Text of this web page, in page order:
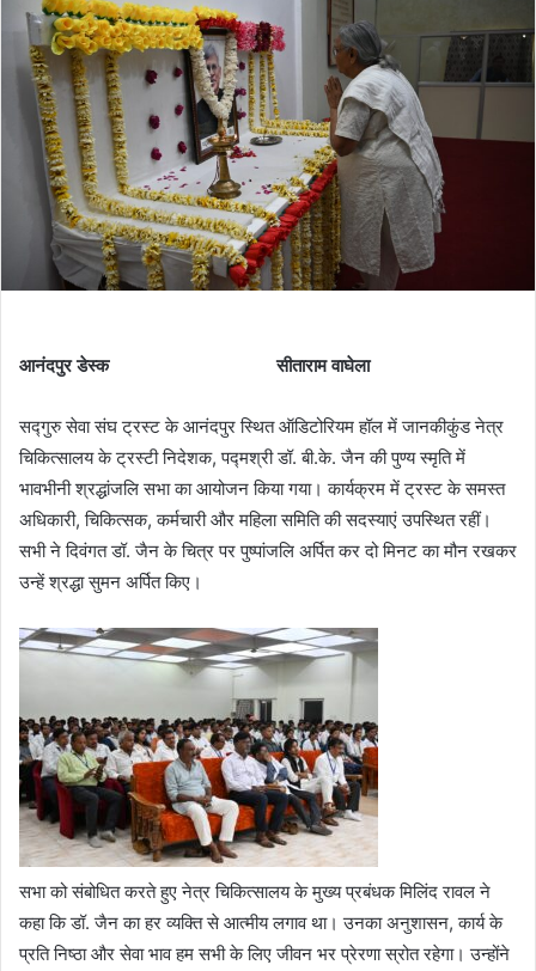
आनंदपुर डेस्क सीताराम वाघेला
सद्गुरु सेवा संघ ट्रस्ट के आनंदपुर स्थित ऑडिटोरियम हॉल में जानकीकुंड नेत्र
चिकित्सालय के ट्रस्टी निदेशक, पद्मश्री डॉ. बी.के. जैन की पुण्य स्मृति में
भावभीनी श्रद्धांजलि सभा का आयोजन किया गया। कार्यक्रम में ट्रस्ट के समस्त
अधिकारी, चिकित्सक, कर्मचारी और महिला समिति की सदस्याएं उपस्थित रहीं।
सभी ने दिवंगत डॉ. जैन के चित्र पर पुष्पांजलि अर्पित कर दो मिनट का मौन रखकर
उन्हें श्रद्धा सुमन अर्पित किए।
सभा को संबोधित करते हुए नेत्र चिकित्सालय के मुख्य प्रबंधक मिलिंद रावल ने
कहा कि डॉ. जैन का हर व्यक्ति से आत्मीय लगाव था। उनका अनुशासन, कार्य के
प्रति निष्ठा और सेवा भाव हम सभी के लिए जीवन भर प्रेरणा स्रोत रहेगा। उन्होंने